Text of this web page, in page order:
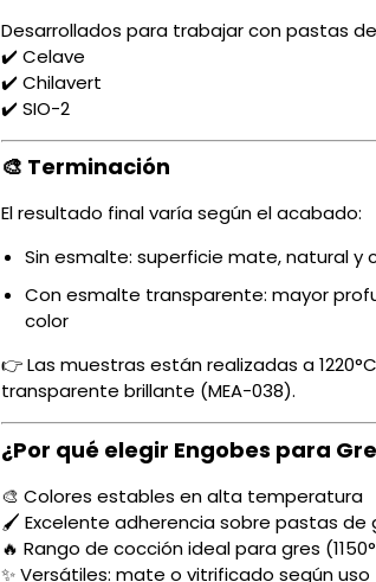
Desarrollados para trabajar con pastas
✔️ Celave
✔️ Chilavert
✔️ SIO-2
🎨 Terminación
El resultado final varía según el acabado:
Sin esmalte: superficie mate, natural y
Con esmalte transparente: mayor
color
👉 Las muestras están realizadas a
transparente brillante (MEA-038).
¿Por qué elegir Engobes para
🎨 Colores estables en alta temperatura
🖌️ Excelente adherencia sobre pastas de
🔥 Rango de cocción ideal para gres
✨ Versátiles: mate o vitrificado según uso